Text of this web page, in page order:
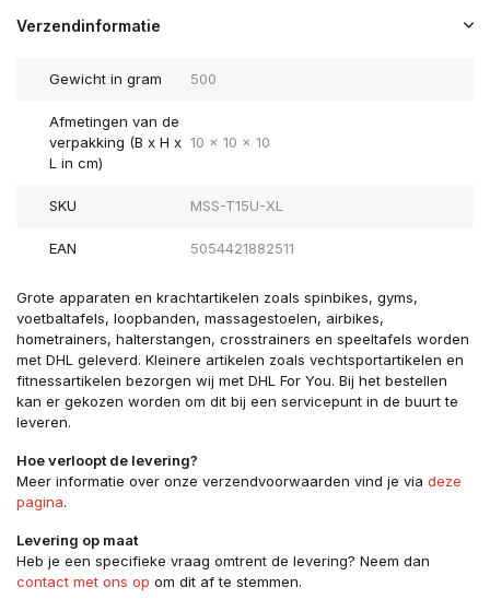
Verzendinformatie
Gewicht in gram 500
Afmetingen van de
verpakking (B x H x
L in cm)
10 x 10 x 10
SKU MSS-T15U-XL
EAN 5054421882511
Grote apparaten en krachtartikelen zoals spinbikes, gyms,
voetbaltafels, loopbanden, massagestoelen, airbikes,
hometrainers, halterstangen, crosstrainers en speeltafels worden
met DHL geleverd. Kleinere artikelen zoals vechtsportartikelen en
fitnessartikelen bezorgen wij met DHL For You. Bij het bestellen
kan er gekozen worden om dit bij een servicepunt in de buurt te
leveren.
Hoe verloopt de levering?
Meer informatie over onze verzendvoorwaarden vind je via deze
pagina.
Levering op maat
Heb je een specifieke vraag omtrent de levering? Neem dan
contact met ons op om dit af te stemmen.